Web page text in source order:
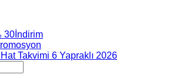
30 İndirim
Takvimi 6 Yapraklı 2026